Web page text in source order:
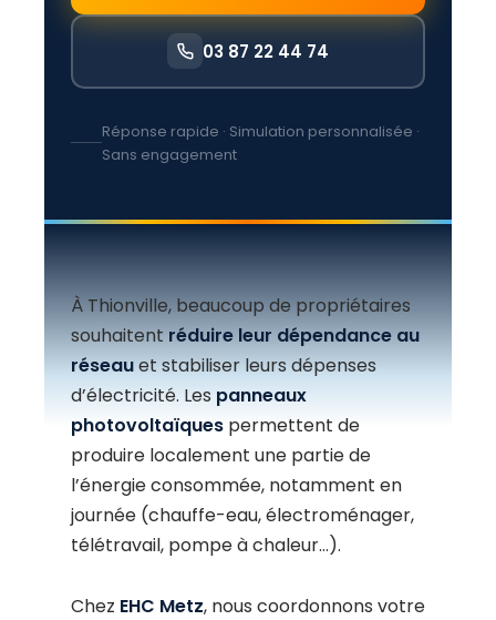
03 87 22 44 74
Réponse rapide · Simulation personnalisée ·
Sans engagement
À Thionville, beaucoup de propriétaires
souhaitent réduire leur dépendance au
réseauet stabiliser leurs dépenses
d’électricité. Les panneaux
photovoltaïques permettent de
produire localement une partie de
l’énergie consommée, notamment en
journée (chauffe-eau, électroménager,
télétravail, pompe à chaleur…).
Chez EHC Metz, nous coordonnons votre